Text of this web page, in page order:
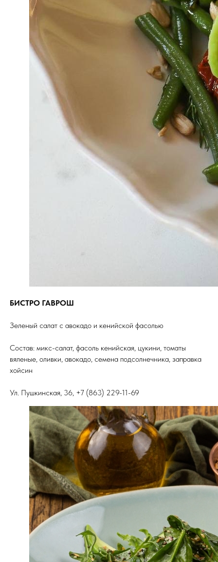
БИСТРО ГАВРОШ
Зеленый салат с авокадо и кенийской фасолью
Состав: микс-салат, фасоль кенийская, цукини, томаты
вяленые, оливки, авокадо, семена подсолнечника, заправка
хойсин
Ул. Пушкинская, 36, +7 (863) 229-11-69